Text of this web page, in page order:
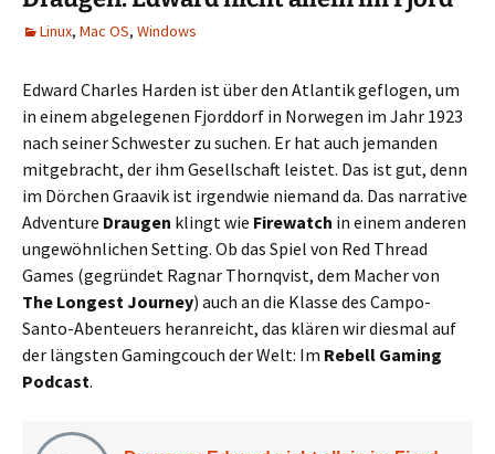
Linux, Mac OS, Windows
Edward Charles Harden ist über den Atlantik geflogen, um
in einem abgelegenen Fjorddorf in Norwegen im Jahr 1923
nach seiner Schwester zu suchen. Er hat auch jemanden
mitgebracht, der ihm Gesellschaft leistet. Das ist gut, denn
im Dörchen Graavik ist irgendwie niemand da. Das narrative
Adventure Draugen klingt wie Firewatch in einem anderen
ungewöhnlichen Setting. Ob das Spiel von Red Thread
Games (gegründet Ragnar Thornqvist, dem Macher von
The Longest Journey) auch an die Klasse des Campo-
Santo-Abenteuers heranreicht, das klären wir diesmal auf
der längsten Gamingcouch der Welt: Im Rebell Gaming
Podcast.